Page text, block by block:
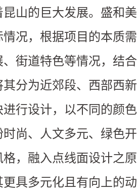
昆山的巨大发展。盛和
况，根据项目的本质
、街道特色等情况，结
分为近郊段、西部西
行设计，以不同的颜
尚、人文多元、绿色
，融入点线面设计之
具多元化且有向上的